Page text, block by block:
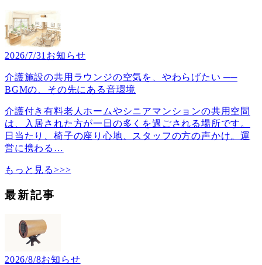
2026/7/31 お知らせ
介護施設の共用ラウンジの空気を、やわらげたい ──
BGMの、その先にある音環境
介護付き有料老人ホームやシニアマンションの共用空間
は、入居された方が一日の多くを過ごされる場所です。
日当たり、椅子の座り心地、スタッフの方の声かけ。運
営に携わる …
もっと見る>>>
最新記事
2026/8/8お知らせ